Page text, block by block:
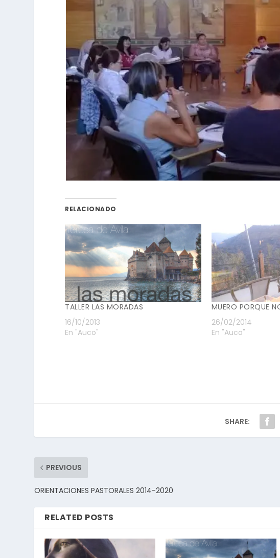
RELACIONADO
TALLER LAS MORADAS
16/10/2013
En "Auco"
MUERO PORQUE
26/02/2014
En "Auco"
SHARE:
PREVIOUS
ORIENTACIONES PASTORALES 2014-2020
RELATED POSTS